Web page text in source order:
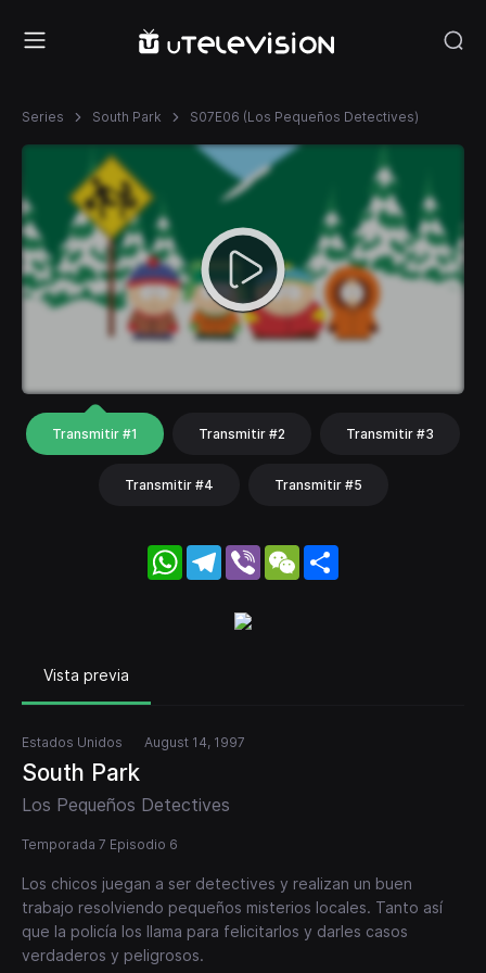
Series South Park S07E06 (Los Pequeños Detectives)
Transmitir #1 Transmitir #2 Transmitir #3
Transmitir #4 Transmitir #5
WhatsApp
Telegram
Viber WeChat
Vista previa
Estados Unidos August 14, 1997
South Park
Los Pequeños Detectives
Temporada 7 Episodio 6
Los chicos juegan a ser detectives y realizan un buen
trabajo resolviendo pequeños misterios locales. Tanto así
que la policía los llama para felicitarlos y darles casos
verdaderos y peligrosos.